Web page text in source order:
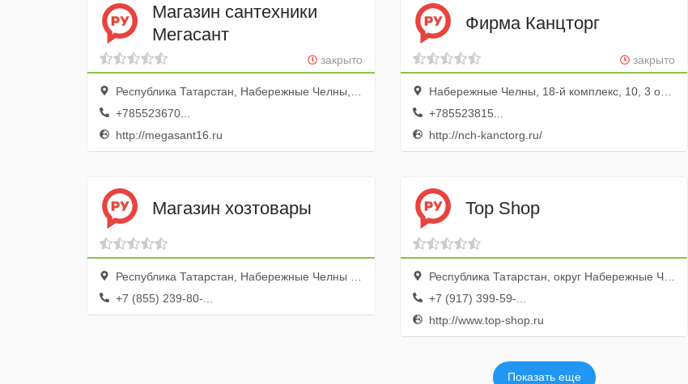
Магазин сантехники
Мегасант
закрыто
Республика Татарстан, Набережные Челны, улица 40 лет Победы, 84
+785523670...
http://megasant16.ru
Фирма Канцторг
закрыто
Набережные Челны, 18-й комплекс, 10, 3 офис; 1 этаж
+785523815...
http://nch-kanctorg.ru/
Магазин хозтовары
Республика Татарстан, Набережные Челны г., бул. Главмосстроевцев, 3
+7 (855) 239-80-...
Top Shop
Республика Татарстан, округ Набережные Челны, Набережные Челны, просп. Вахитова, 14а, эт. 2
+7 (917) 399-59-...
http://www.top-shop.ru
Показать еще